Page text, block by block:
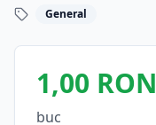
General
1,00 RON
buc